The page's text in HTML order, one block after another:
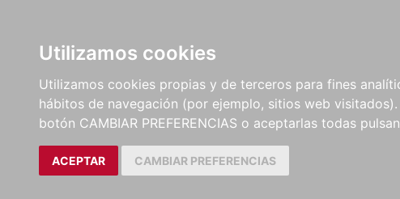
Utilizamos cookies
Utilizamos cookies propias y de terceros para fines
hábitos de navegación (por ejemplo, sitios web visitados).
botón CAMBIAR PREFERENCIAS o aceptarlas todas
ACEPTAR CAMBIAR PREFERENCIAS
LIBROS
MÉTODOS Y
EJERCICIOS
PARTITURAS Y EDICIONES
CRÍTICAS